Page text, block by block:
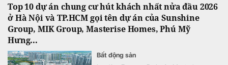
Top 10 dự án chung cư hút khách nhất nửa đầu 2026
ở Hà Nội và TP.HCM gọi tên dự án của Sunshine
Group, MIK Group, Masterise Homes, Phú Mỹ
Hưng...
Bất động sản